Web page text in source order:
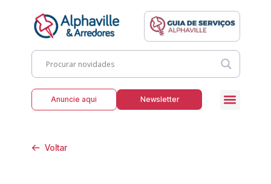
Anuncie aqui Newsletter
Voltar